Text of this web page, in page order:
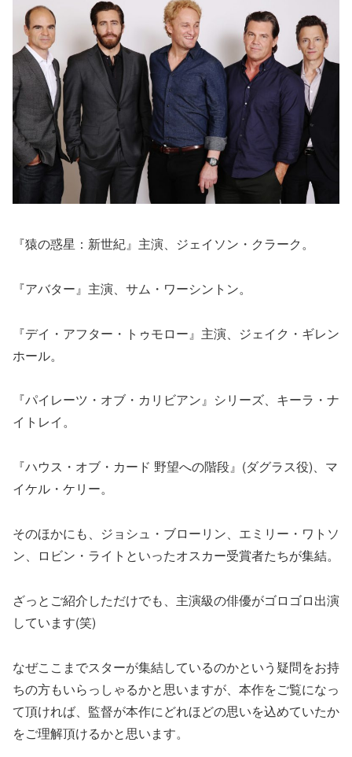
『猿の惑星：新世紀』主演、ジェイソン・クラーク。
『アバター』主演、サム・ワーシントン。
『デイ・アフター・トゥモロー』主演、ジェイク・ギレン
ホール。
『パイレーツ・オブ・カリビアン』シリーズ、キーラ・ナ
イトレイ。
『ハウス・オブ・カード 野望への階段』(ダグラス役)、マ
イケル・ケリー。
そのほかにも、ジョシュ・ブローリン、エミリー・ワトソ
ン、ロビン・ライトといったオスカー受賞者たちが集結。
ざっとご紹介しただけでも、主演級の俳優がゴロゴロ出演
しています(笑)
なぜここまでスターが集結しているのかという疑問をお持
ちの方もいらっしゃるかと思いますが、本作をご覧になっ
て頂ければ、監督が本作にどれほどの思いを込めていたか
をご理解頂けるかと思います。